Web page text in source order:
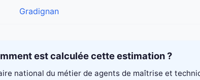
Gradignan
est calculée cette estimation ?
national du métier de agents de maîtrise et